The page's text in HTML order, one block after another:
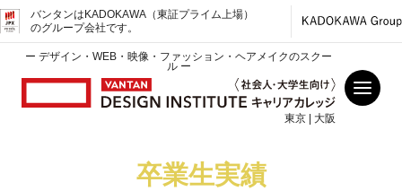
バンタンはKADOKAWA（東証プライム上場）
のグループ会社です。
ー デザイン・WEB・映像・ファッション・ヘアメイクのスクー
ル ー
東京 | 大阪
卒業生実績